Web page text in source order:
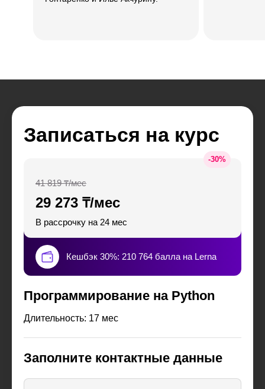
Записаться на курс
-30%
29 273 ₸/мес
41 819 ₸/мес
В рассрочку на 24 мес
Кешбэк 30%: 210 764 балла на Lerna
Программирование на Python
Длительность: 17 мес
Заполните контактные данные